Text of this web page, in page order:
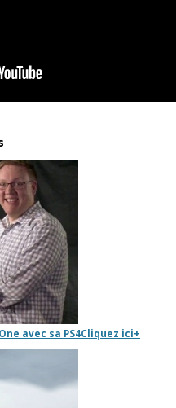
avec sa PS4Cliquez ici+